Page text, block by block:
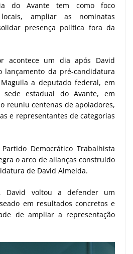
do Avante tem como foco
ampliar as nominatas
presença política fora da
acontece um dia após David
lançamento da pré-candidatura
a deputado federal, em
sede estadual do Avante, em
reuniu centenas de apoiadores,
e representantes de categorias
Democrático Trabalhista
o arco de alianças construído
de David Almeida.
David voltou a defender um
em resultados concretos e
de ampliar a representação